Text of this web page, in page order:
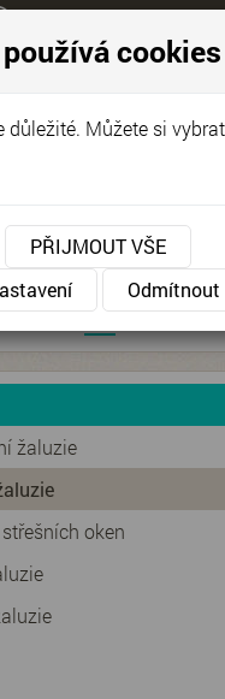
+420 776 579 353
žaluzie
oken
cookies
důležité. Můžete si
PŘIJMOUT VŠE
Odmítnout